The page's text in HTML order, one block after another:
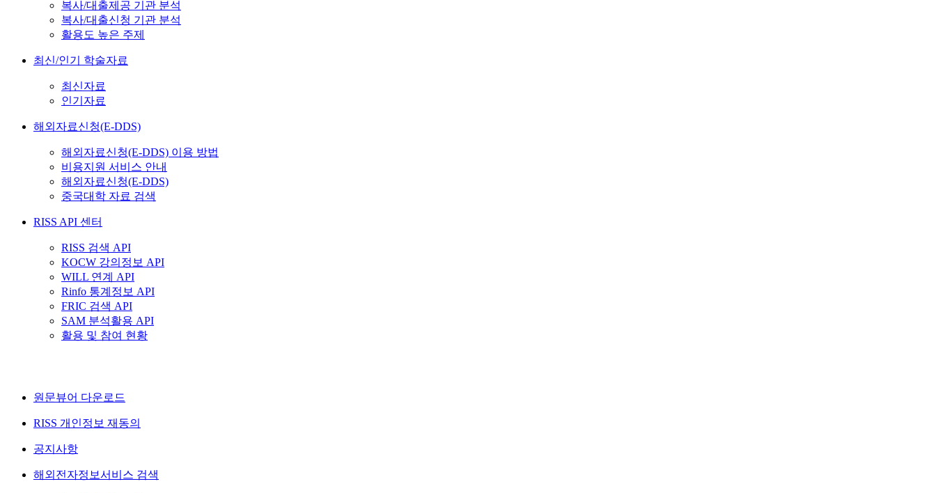
복사/대출제공 기관 분석
복사/대출신청 기관 분석
활용도 높은 주제
최신/인기 학술자료
최신자료
인기자료
해외자료신청(E-DDS)
해외자료신청(E-DDS) 이용 방법
비용지원 서비스 안내
해외자료신청(E-DDS)
중국대학 자료 검색
RISS API 센터
RISS 검색 API
KOCW 강의정보 API
WILL 연계 API
Rinfo 통계정보 API
FRIC 검색 API
SAM 분석활용 API
활용 및 참여 현황
원문뷰어 다운로드
RISS 개인정보 재동의
공지사항
해외전자정보서비스 검색